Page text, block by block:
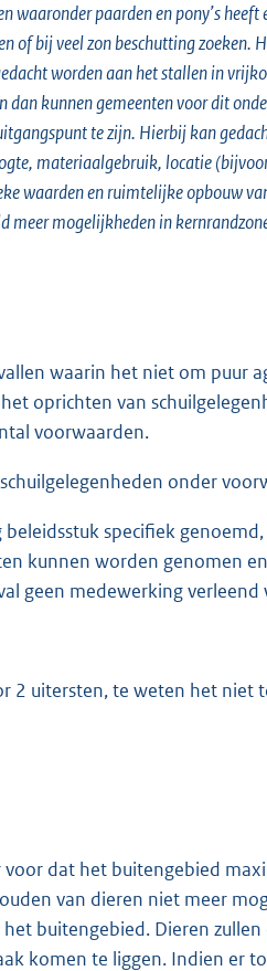
paarden en pony’s
of bij veel zon beschutting zoeken.
worden aan het stallen in
kunnen gemeenten voor dit
te zijn. Hierbij kan
materiaalgebruik, locatie
waarden en ruimtelijke opbouw
meer mogelijkheden in
waarin het niet om puur
oprichten van
voorwaarden.
onder
specifiek
kunnen worden genomen
geen medewerking
2 uitersten, te weten het niet
voor dat het buitengebied
van dieren niet meer
buitengebied. Dieren
komen te liggen. Indien er